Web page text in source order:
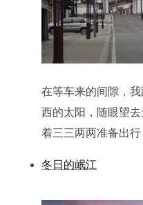
在等车来的间隙，我
西的太阳，随眼望
着三三两两准备出
冬日的岷江